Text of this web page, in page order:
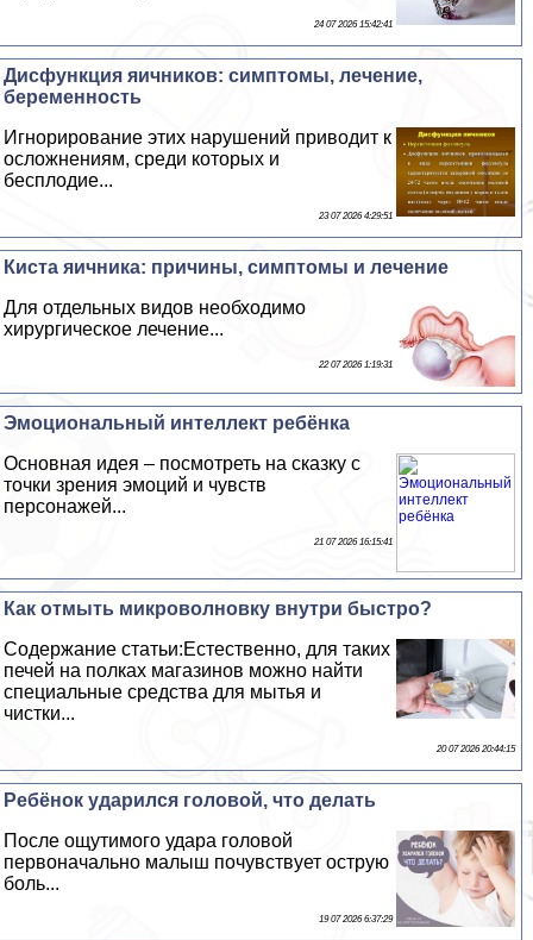
24 07 2026 15:42:41
Дисфункция яичников: симптомы, лечение,
беременность
Игнорирование этих нарушений приводит к
осложнениям, среди которых и
бесплодие...
23 07 2026 4:29:51
Киста яичника: причины, симптомы и лечение
Для отдельных видов необходимо
хирургическое лечение...
22 07 2026 1:19:31
Эмоциональный интеллект ребёнка
Основная идея – посмотреть на сказку с
точки зрения эмоций и чувств
персонажей...
21 07 2026 16:15:41
Как отмыть микроволновку внутри быстро?
Содержание статьи:Естественно, для таких
печей на полках магазинов можно найти
специальные средства для мытья и
чистки...
20 07 2026 20:44:15
Ребёнок ударился головой, что делать
После ощутимого удара головой
первоначально малыш почувствует острую
боль...
19 07 2026 6:37:29